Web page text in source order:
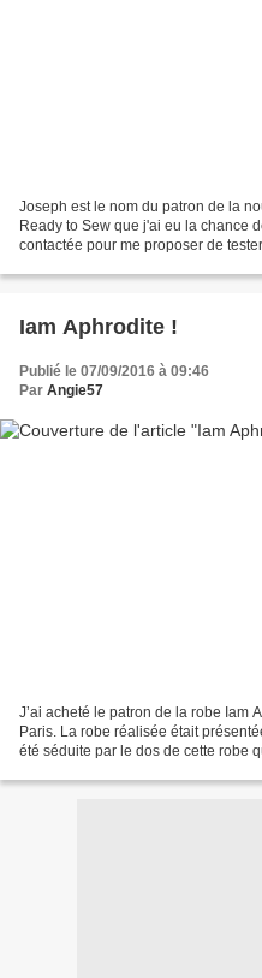
Joseph est le nom du patron de la
Ready to Sew que j'ai eu la chance
contactée pour me proposer de
Iam Aphrodite !
Publié le 07/09/2016 à 09:46
Par Angie57
J’ai acheté le patron de la robe Iam
Paris. La robe réalisée était
été séduite par le dos de cette robe